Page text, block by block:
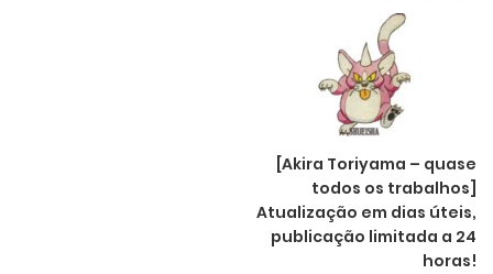
[Akira Toriyama – quase
todos os trabalhos]
Atualização em dias úteis,
publicação limitada a 24
horas!